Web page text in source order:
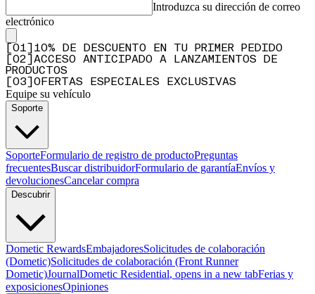
Introduzca su dirección de correo
electrónico
01
10% DE DESCUENTO EN TU PRIMER PEDIDO
02
ACCESO ANTICIPADO A LANZAMIENTOS DE
PRODUCTOS
03 OFERTAS ESPECIALES EXCLUSIVAS
Equipe su vehículo
Soporte
SoporteFormulario de registro de productoPreguntas
frecuentesBuscar distribuidorFormulario de garantíaEnvíos y
devolucionesCancelar compra
Descubrir
Dometic RewardsEmbajadoresSolicitudes de colaboración
(Dometic)Solicitudes de colaboración (Front Runner
Dometic)JournalDometic Residential, opens in a new tabFerias y
exposicionesOpiniones